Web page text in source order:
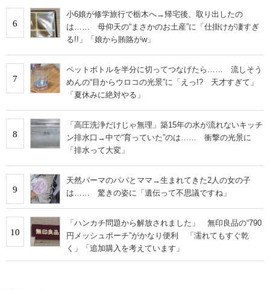
6
小6娘が修学旅行で栃木へ→帰宅後、取り出したの
は…… 母仰天の“まさかのお土産”に「仕掛けが凄すぎ
る!!」「娘から賄賂がw」
7
ペットボトルを半分に切ってつなげたら…… 流しそう
めんの“目からウロコの光景”に「えっ!? 天才すぎて」
「夏休みに絶対やる」
8
「高圧洗浄だけじゃ無理」築15年の水が流れないキッチ
ン排水口→中で“育っていた”のは…… 衝撃の光景に
「排水って大変」
9
天然パーマのパパとママ→生まれてきた2人の女の子
は…… 驚きの姿に「遺伝って不思議ですね」
10
「ハンカチ問題から解放されました」 無印良品の“790
円メッシュポーチ”がかなり便利 「濡れてもすぐ乾
く」「追加購入を考えています」